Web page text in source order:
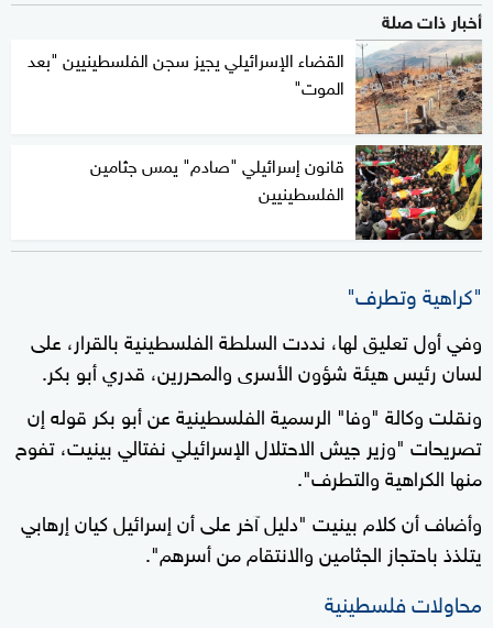
أخبار ذات صلة
القضاء الإسرائيلي يجيز سجن الفلسطينيين "بعد
الموت"
قانون إسرائيلي "صادم" يمس جثامين
الفلسطينيين
"كراهية وتطرف"
وفي أول تعليق لها، نددت السلطة الفلسطينية بالقرار، على
لسان رئيس هيئة شؤون الأسرى والمحررين، قدري أبو بكر.
ونقلت وكالة "وفا" الرسمية الفلسطينية عن أبو بكر قوله إن
تصريحات "وزير جيش الاحتلال الإسرائيلي نفتالي بينيت، تفوح
منها الكراهية والتطرف".
وأضاف أن كلام بينيت "دليل آخر على أن إسرائيل كيان إرهابي
يتلذذ باحتجاز الجثامين والانتقام من أسرهم".
محاولات فلسطينية